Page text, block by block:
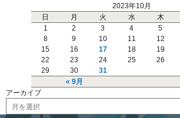
2023年10月
日
月 火 水 木
« 9月
1 2 3 4 5
8
9 10 11 12
15
16 17 18 19
22
23 24 25 26
29
30 31
アーカイブ
ー